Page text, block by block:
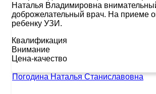
Наталья Владимировна
доброжелательный врач. На приеме
ребенку УЗИ.
Квалификация
Внимание
Цена-качество
Погодина Наталья Станиславовна